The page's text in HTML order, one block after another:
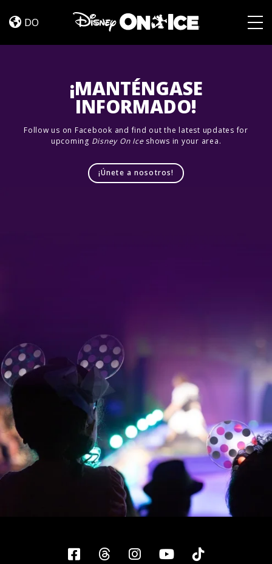
Pass
DO
¡MANTÉNGASE
INFORMADO!
Follow us on Facebook and find out the latest updates for
upcoming Disney On Iceshows in your area.
¡Únete a nosotros!
Facebook
ThreadsInstagram
YouTubeTiktok